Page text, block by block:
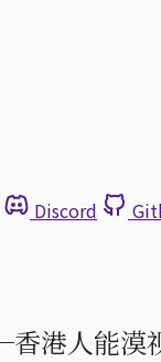
Discord
港人能漠